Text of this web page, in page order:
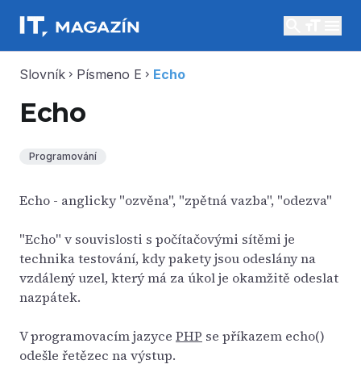
Slovník chevron_right Písmeno E chevron_right Echo
Echo
Programování
Echo - anglicky "ozvěna", "zpětná vazba", "odezva"
"Echo" v souvislosti s počítačovými sítěmi je
technika testování, kdy pakety jsou odeslány na
vzdálený uzel, který má za úkol je okamžitě odeslat
nazpátek.
V programovacím jazyce PHP se příkazem echo()
odešle řetězec na výstup.